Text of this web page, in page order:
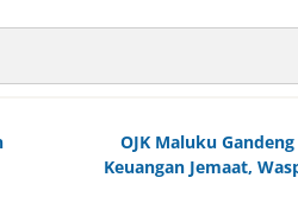
OJK Maluku
Keuangan Jemaat,